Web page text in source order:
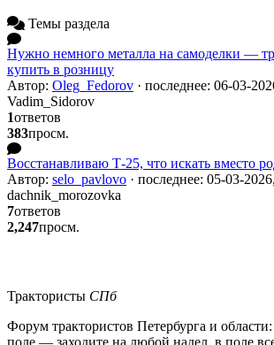
Темы раздела
Нужно немного металла на самоделки —
купить в розницу
Автор: Oleg_Fedorov · последнее: 06-03-
Vadim_Sidorov
1ответов
383просм.
Восстанавливаю Т-25, что искать вместо
Автор: selo_pavlovo · последнее: 05-03-
dachnik_morozovka
7ответов
2,247просм.
Трактористы СПб
Форум трактористов Петербурга и
поле — заходите на любой надел, в поле